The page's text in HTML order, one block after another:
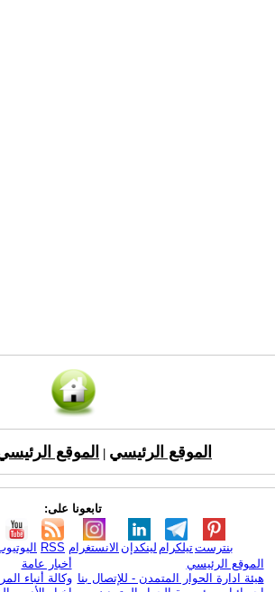
الموقع الرئيسي الموقع
تابعونا على:
RSS الانستغرام لينكدإن تيلكرامبنترست
الموقع الرئيسي
هيئة ادارة الحوار المتمدن - للإتصال بنا
أخبار عامة
وكالة أنباء